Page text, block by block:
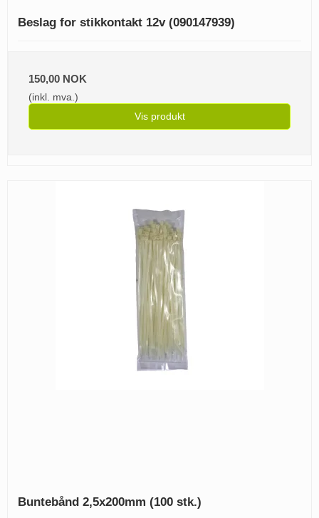
Beslag for stikkontakt 12v (090147939)
150,00 NOK
(inkl. mva.)
Vis produkt
Buntebånd 2,5x200mm (100 stk.)